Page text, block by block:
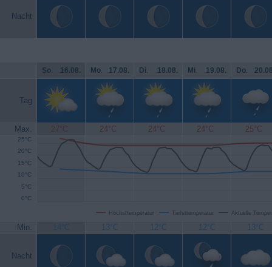
Nacht
So. 16.08. Mo. 17.08. Di. 18.08. Mi. 19.08. Do.
Tag
Max. 27°C 24°C 24°C 24°C 25°C
Höchsttemperatur Tiefsttemperatur Aktuelle
0°C
5°C
10°C
15°C
20°C
25°C
Min. 14°C 13°C 12°C 12°C 13°C
Nacht